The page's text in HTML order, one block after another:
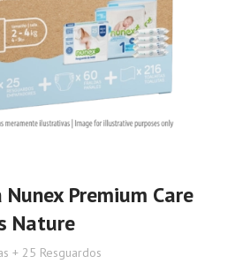
Nunex Premium Care
Nature
+ 25 Resguardos